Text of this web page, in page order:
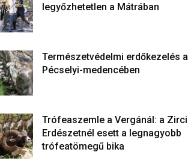
legyőzhetetlen a Mátrában
Természetvédelmi erdőkezelés a
Pécselyi-medencében
Trófeaszemle a Vergánál: a Zirci
Erdészetnél esett a legnagyobb
trófeatömegű bika